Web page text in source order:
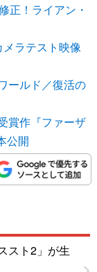
正！ライアン・
ラテスト映像
ールド／復活の
賞作『ファーザ
公開
スト2」が生